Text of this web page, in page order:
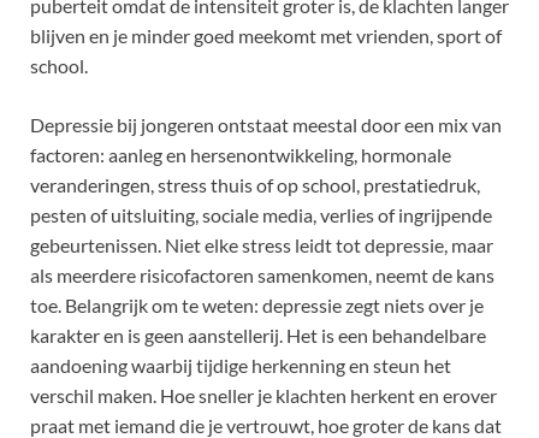
puberteit omdat de intensiteit groter is, de klachten langer
blijven en je minder goed meekomt met vrienden, sport of
school.
Depressie bij jongeren ontstaat meestal door een mix van
factoren: aanleg en hersenontwikkeling, hormonale
veranderingen, stress thuis of op school, prestatiedruk,
pesten of uitsluiting, sociale media, verlies of ingrijpende
gebeurtenissen. Niet elke stress leidt tot depressie, maar
als meerdere risicofactoren samenkomen, neemt de kans
toe. Belangrijk om te weten: depressie zegt niets over je
karakter en is geen aanstellerij. Het is een behandelbare
aandoening waarbij tijdige herkenning en steun het
verschil maken. Hoe sneller je klachten herkent en erover
praat met iemand die je vertrouwt, hoe groter de kans dat